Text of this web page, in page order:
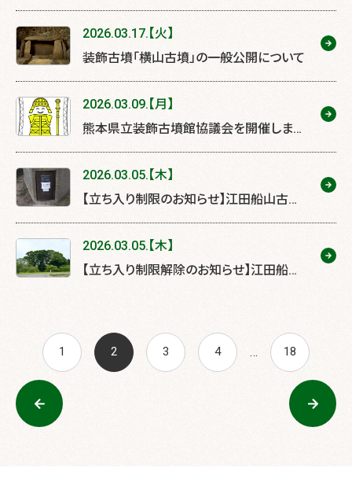
す！
2026.03.17.【火】
装飾古墳「横山古墳」の一般公開について
2026.03.09.【月】
熊本県立装飾古墳館協議会を開催しま
す。
2026.03.05.【木】
【立ち入り制限のお知らせ】江田船山古墳
石棺保存施設のドア改修を行います
2026.03.05.【木】
【立ち入り制限解除のお知らせ】江田船山
稿
ナ
1 2 3 4 … 18